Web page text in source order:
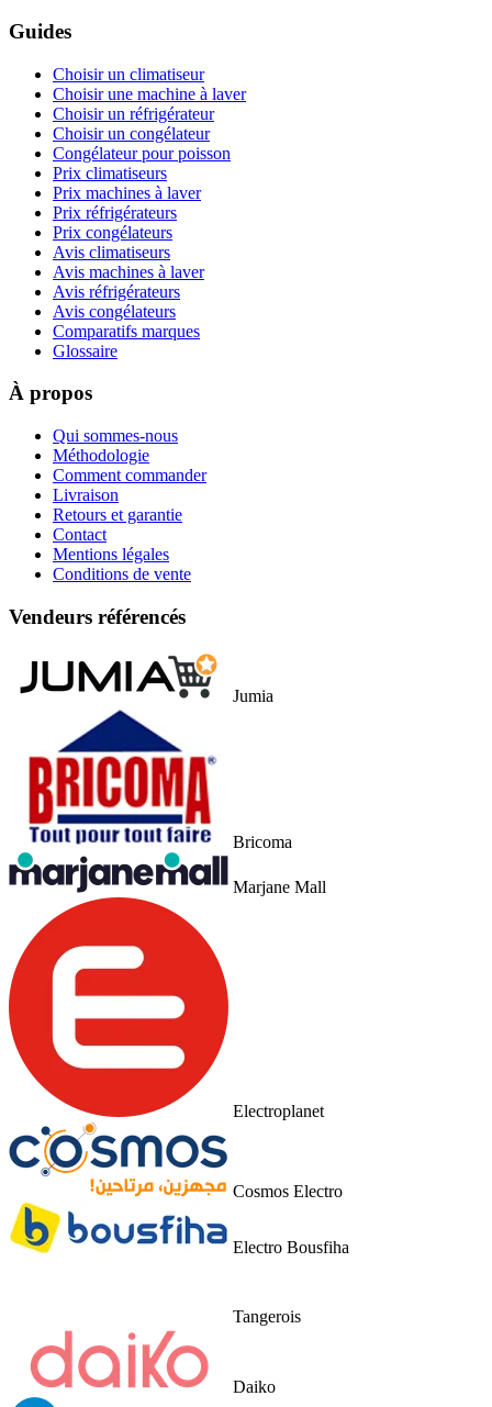
Guides
Choisir un climatiseur
Choisir une machine à laver
Choisir un réfrigérateur
Choisir un congélateur
Congélateur pour poisson
Prix climatiseurs
Prix machines à laver
Prix réfrigérateurs
Prix congélateurs
Avis climatiseurs
Avis machines à laver
Avis réfrigérateurs
Avis congélateurs
Comparatifs marques
Glossaire
À propos
Qui sommes-nous
Méthodologie
Comment commander
Livraison
Retours et garantie
Contact
Mentions légales
Conditions de vente
Vendeurs référencés
Jumia
Bricoma
Marjane Mall
Electroplanet
Cosmos Electro
Electro Bousfiha
Tangerois
Daiko